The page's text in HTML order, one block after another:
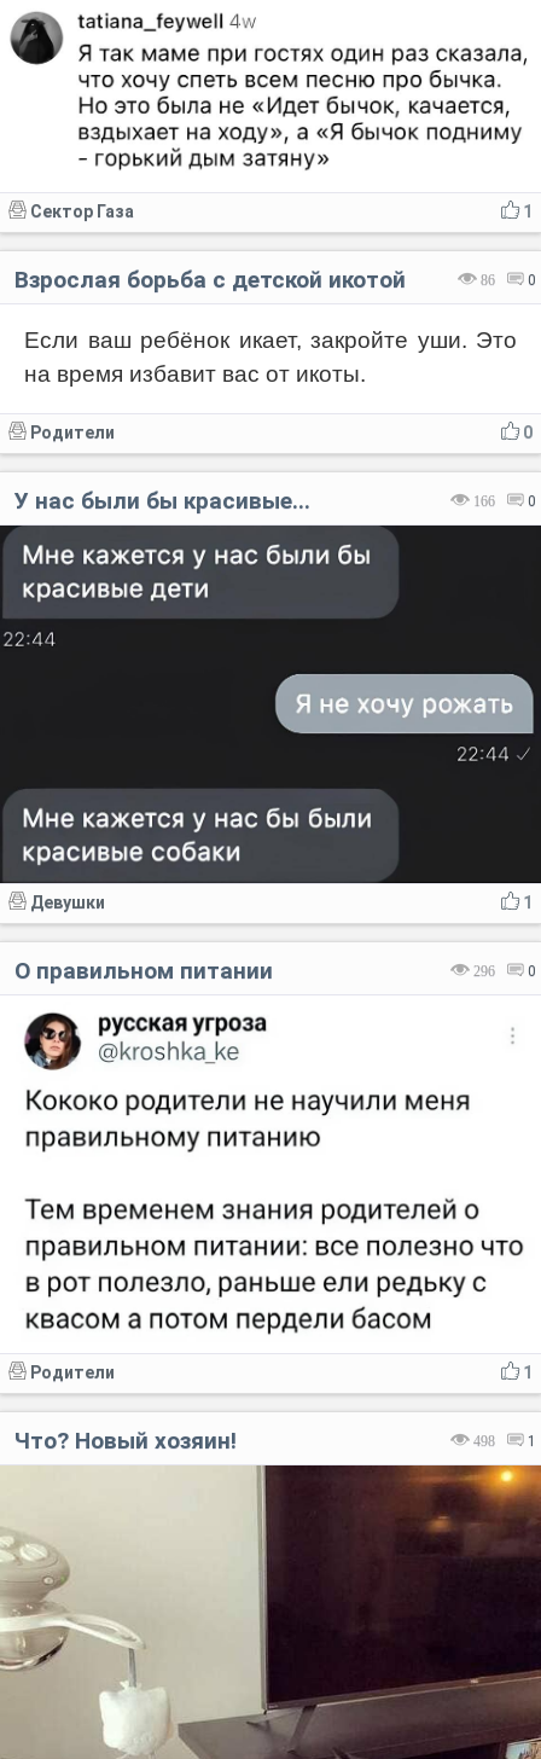
1
Сектор Газа
86 0
Взрослая борьба с детской икотой
Если ваш ребёнок икает, закройте уши. Это
на время избавит вас от икоты.
0
Родители
166 0
У нас были бы красивые...
1
Девушки
296 0
О правильном питании
1
Родители
498 1
Что? Новый хозяин!